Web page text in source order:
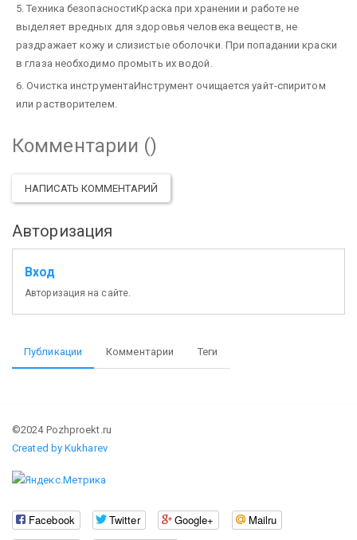
5. Техника безопасностиКраска при хранении и работе не
выделяет вредных для здоровья человека веществ, не
раздражает кожу и слизистые оболочки. При попадании краски
в глаза необходимо промыть их водой.
6. Очистка инструментаИнструмент очищается уайт-спиритом
или растворителем.
Комментарии ()
НАПИСАТЬ КОММЕНТАРИЙ
Авторизация
Вход
Авторизация на сайте.
Публикации Комментарии Теги
©2024 Pozhproekt.ru
Created by Kukharev
Facebook Twitter Google+ Mailru